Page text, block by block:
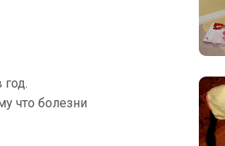
что болезни